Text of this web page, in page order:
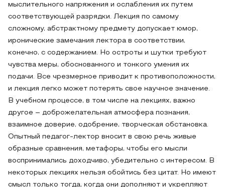
мыслительного напряжения и ослабления их путем
соответствующей разрядки. Лекция по самому
сложному, абстрактному предмету допускает юмор,
иронические замечания лектора в соответствии,
конечно, с содержанием. Но остроты и шутки требуют
чувства меры, обоснованного и тонкого умения их
подачи. Все чрезмерное приводит к противоположности,
и лекция легко может потерять свое научное значение.
В учебном процессе, в том числе на лекциях, важно
другое – доброжелательная атмосфера познания,
взаимное доверие, одобрение, творческая обстановка.
Опытный педагог-лектор вносит в свою речь живые
образные сравнения, метафоры, чтобы его мысли
воспринимались доходчиво, убедительно с интересом. В
некоторых лекциях нельзя обойтись без цитат. Но имеют
смысл только тогда, когда они дополняют и укрепляют